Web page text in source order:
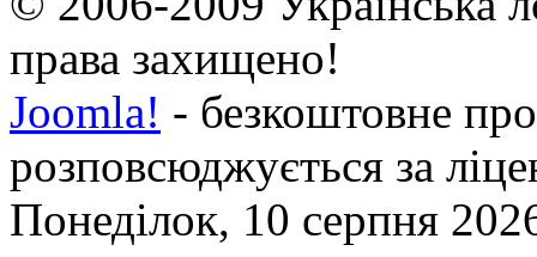
права захищено!
Joomla! - безкоштовне
розповсюджується за
Понеділок, 10 серпня